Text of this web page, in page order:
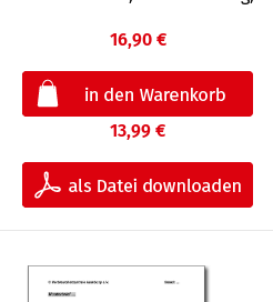
16,90 €
13,99 €